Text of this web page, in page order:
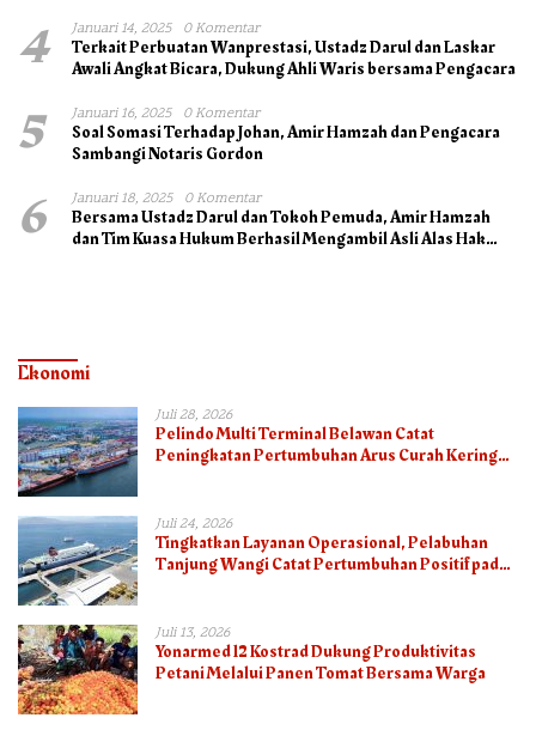
4 Januari 14, 2025 0 Komentar
Terkait Perbuatan Wanprestasi, Ustadz Darul dan Laskar
Awali Angkat Bicara, Dukung Ahli Waris bersama Pengacara
5 Januari 16, 2025 0 Komentar
Soal Somasi Terhadap Johan, Amir Hamzah dan Pengacara
Sambangi Notaris Gordon
6 Januari 18, 2025 0 Komentar
Bersama Ustadz Darul dan Tokoh Pemuda, Amir Hamzah
dan Tim Kuasa Hukum Berhasil Mengambil Asli Alas Hak
Ekonomi
Juli 28, 2026
Pelindo Multi Terminal Belawan Catat
Peningkatan Pertumbuhan Arus Curah Kering
Juli 24, 2026
Tingkatkan Layanan Operasional, Pelabuhan
Tanjung Wangi Catat Pertumbuhan Positif pada
Juli 13, 2026
Yonarmed 12 Kostrad Dukung Produktivitas
Petani Melalui Panen Tomat Bersama Warga